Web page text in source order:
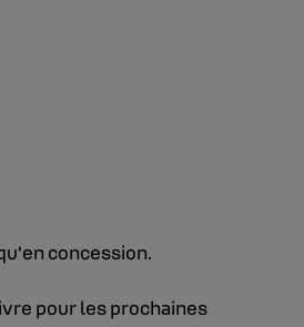
concession.
pour les prochaines